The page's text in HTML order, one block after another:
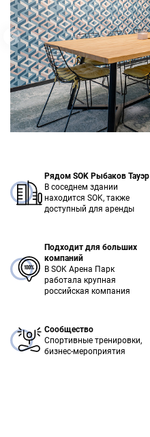
Рядом SOK Рыбаков Тауэр
В соседнем здании
находится SOK, также
доступный для аренды
Подходит для больших
компаний
В SOK Арена Парк
работала крупная
российская компания
Сообщество
Спортивные тренировки,
бизнес-мероприятия